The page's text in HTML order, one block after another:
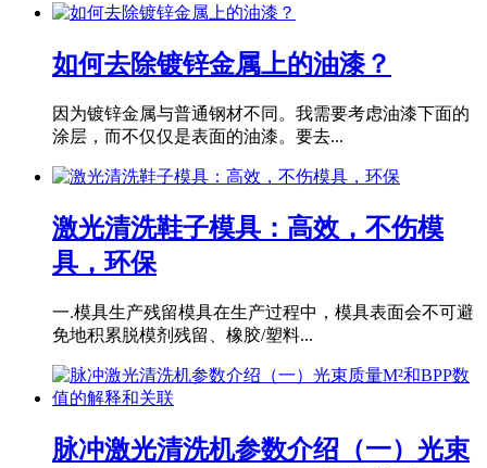
如何去除镀锌金属上的油漆？
因为镀锌金属与普通钢材不同。我需要考虑油漆下面的
涂层，而不仅仅是表面的油漆。要去...
激光清洗鞋子模具：高效，不伤模
具，环保
一.模具生产残留模具在生产过程中，模具表面会不可避
免地积累脱模剂残留、橡胶/塑料...
脉冲激光清洗机参数介绍（一）光束